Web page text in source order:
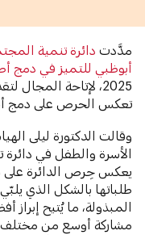
مدَّدت دائرة تنمية
أبوظبي للتميز في دمج
2025، لإتاحة المجال
تعكس الحرص على دمج
وقالت الدكتورة ليلى
الأسرة والطفل في
يعكس حِرص الدائرة على
طلباتها بالشكل الذي
المبذولة، ما يُتيح
مشاركة أوسع من مختلف